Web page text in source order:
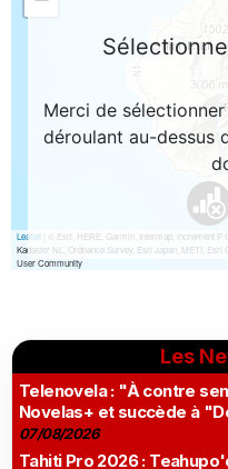
Les
Telenovela : "À contre
Novelas+ et succède à
07/08/2026
Tahiti Pro 2026 :